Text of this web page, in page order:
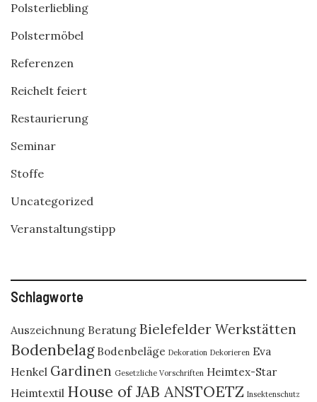
Polsterliebling
Polstermöbel
Referenzen
Reichelt feiert
Restaurierung
Seminar
Stoffe
Uncategorized
Veranstaltungstipp
Schlagworte
Auszeichnung Beratung Bielefelder Werkstätten
Bodenbelag Bodenbeläge Dekoration Dekorieren Eva
Henkel Gardinen Gesetzliche Vorschriften Heimtex-Star
Heimtextil House of JAB ANSTOETZ Insektenschutz